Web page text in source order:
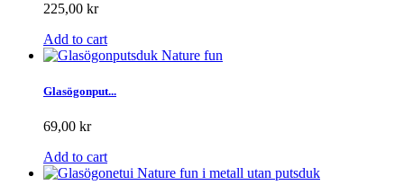
225,00 kr
Add to cart
Glasögonput...
69,00 kr
Add to cart